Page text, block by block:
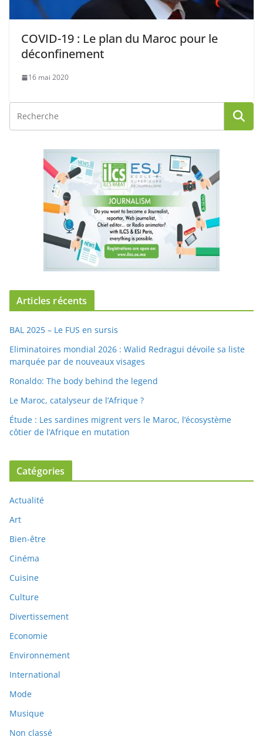
COVID-19 : Le plan du Maroc pour le
déconfinement
16 mai 2020
Articles récents
BAL 2025 – Le FUS en sursis
Eliminatoires mondial 2026 : Walid Redragui dévoile sa liste
marquée par de nouveaux visages
Ronaldo: The body behind the legend
Le Maroc, catalyseur de l’Afrique ?
Étude : Les sardines migrent vers le Maroc, l’écosystème
côtier de l’Afrique en mutation
Catégories
Actualité
Art
Bien-être
Cinéma
Cuisine
Culture
Divertissement
Economie
Environnement
International
Mode
Musique
Non classé